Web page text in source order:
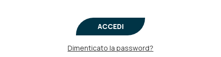
ACCEDI
Dimenticato la password?